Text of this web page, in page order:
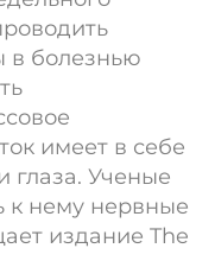
в болезнью
имеет в себе
глаза. Ученые
к нему нервные
издание The